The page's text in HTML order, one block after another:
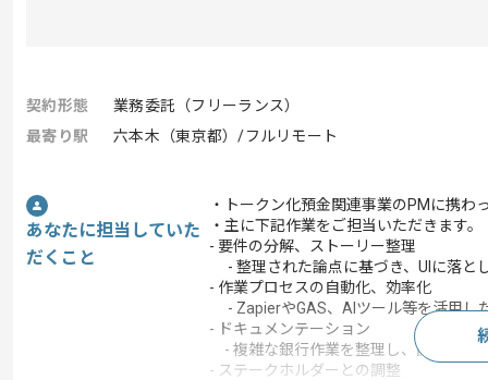
契約形態
業務委託（フリーランス）
最寄り駅
六本木（東京都）/フルリモート
あなたに担当していた
だくこと
・トークン化預金関連事業のPMに携わ
・主に下記作業をご担当いただきます。
- 要件の分解、ストーリー整理
- 整理された論点に基づき、UIに落と
- 作業プロセスの自動化、効率化
- ZapierやGAS、AIツール等を活用し
- ドキュメンテーション
- 複雑な銀行作業を整理し、開発チー
- ステークホルダーとの調整